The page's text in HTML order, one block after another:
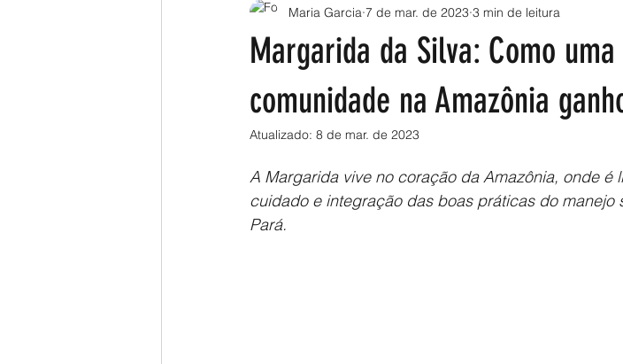
Margarida da Silva: Como
comunidade na Amazônia
Maria Garcia 7 de mar. de 2023 3 min de leitura
Atualizado: 8 de mar. de 2023
A Margarida vive no coração da Amazônia, onde é
cuidado e integração das boas práticas do manejo
Pará.